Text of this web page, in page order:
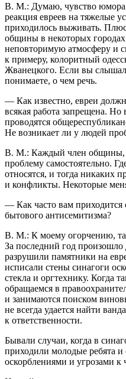
В. М.: Думаю, чувство юмора
реакция евреев на тяжелые
приходилось выживать.
общины в некоторых
неповторимую атмосферу и
к примеру, колоритный
Жванецкого. Если вы
понимаете, о чем речь.
— Как известно, евреи
всякая работа запрещена. Но
проводятся
Не возникает ли у людей
В. М.: Каждый член общины,
проблему самостоятельно.
относятся, и тогда никаких
и конфликты. Некоторые
— Как часто вам приходится
бытового антисемитизма?
В. М.: К моему огорчению,
За последний год произошло
разрушили памятники на
исписали стены синагоги
стекла и оргтехнику. Когда
обращаемся в
и занимаются поиском
не всегда удается найти
к ответственности.
Бывали случаи, когда в
приходили молодые ребята и
оскорблениями и угрозами к